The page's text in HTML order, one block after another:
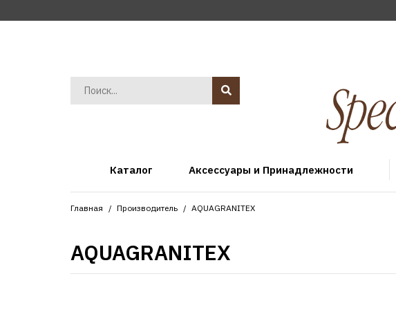
Каталог Аксессуары и Принадлежности
Главная Производитель AQUAGRANITEX
AQUAGRANITEX